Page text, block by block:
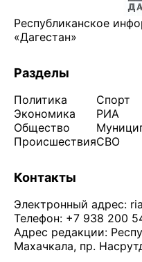
Республиканское
«Дагестан»
Разделы
Политика
Экономика
Общество
Происшествия
Спорт
РИА
СВО
Контакты
Электронный адрес:
Телефон: +7 938 200
Адрес редакции:
Махачкала, пр.